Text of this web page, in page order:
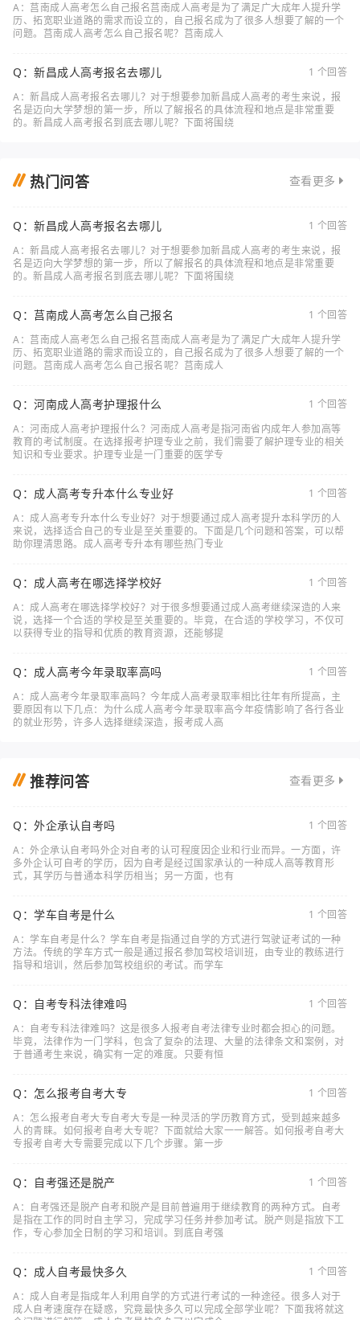
A：莒南成人高考怎么自己报名莒南成人高考是为了满足广大成年人提升学
历、拓宽职业道路的需求而设立的，自己报名成为了很多人想要了解的一个
问题。莒南成人高考怎么自己报名呢？莒南成人
Q：新昌成人高考报名去哪儿
1 个回答
A：新昌成人高考报名去哪儿？对于想要参加新昌成人高考的考生来说，报
名是迈向大学梦想的第一步，所以了解报名的具体流程和地点是非常重要
的。新昌成人高考报名到底去哪儿呢？下面将围绕
热门问答 查看更多
Q：新昌成人高考报名去哪儿
1 个回答
A：新昌成人高考报名去哪儿？对于想要参加新昌成人高考的考生来说，报
名是迈向大学梦想的第一步，所以了解报名的具体流程和地点是非常重要
的。新昌成人高考报名到底去哪儿呢？下面将围绕
Q：莒南成人高考怎么自己报名
1 个回答
A：莒南成人高考怎么自己报名莒南成人高考是为了满足广大成年人提升学
历、拓宽职业道路的需求而设立的，自己报名成为了很多人想要了解的一个
问题。莒南成人高考怎么自己报名呢？莒南成人
Q：河南成人高考护理报什么
1 个回答
A：河南成人高考护理报什么？河南成人高考是指河南省内成年人参加高等
教育的考试制度。在选择报考护理专业之前，我们需要了解护理专业的相关
知识和专业要求。护理专业是一门重要的医学专
Q：成人高考专升本什么专业好
1 个回答
A：成人高考专升本什么专业好？对于想要通过成人高考提升本科学历的人
来说，选择适合自己的专业是至关重要的。下面是几个问题和答案，可以帮
助你理清思路。成人高考专升本有哪些热门专业
Q：成人高考在哪选择学校好
1 个回答
A：成人高考在哪选择学校好？对于很多想要通过成人高考继续深造的人来
说，选择一个合适的学校是至关重要的。毕竟，在合适的学校学习，不仅可
以获得专业的指导和优质的教育资源，还能够提
Q：成人高考今年录取率高吗
1 个回答
A：成人高考今年录取率高吗？今年成人高考录取率相比往年有所提高，主
要原因有以下几点：为什么成人高考今年录取率高今年疫情影响了各行各业
的就业形势，许多人选择继续深造，报考成人高
推荐问答 查看更多
Q：外企承认自考吗
1 个回答
A：外企承认自考吗外企对自考的认可程度因企业和行业而异。一方面，许
多外企认可自考的学历，因为自考是经过国家承认的一种成人高等教育形
式，其学历与普通本科学历相当；另一方面，也有
Q：学车自考是什么
1 个回答
A：学车自考是什么？学车自考是指通过自学的方式进行驾驶证考试的一种
方法。传统的学车方式一般是通过报名参加驾校培训班，由专业的教练进行
指导和培训，然后参加驾校组织的考试。而学车
Q：自考专科法律难吗
1 个回答
A：自考专科法律难吗？这是很多人报考自考法律专业时都会担心的问题。
毕竟，法律作为一门学科，包含了复杂的法理、大量的法律条文和案例，对
于普通考生来说，确实有一定的难度。只要有恒
Q：怎么报考自考大专
1 个回答
A：怎么报考自考大专自考大专是一种灵活的学历教育方式，受到越来越多
人的青睐。如何报考自考大专呢？下面就给大家一一解答。如何报考自考大
专报考自考大专需要完成以下几个步骤。第一步
Q：自考强还是脱产
1 个回答
A：自考强还是脱产自考和脱产是目前普遍用于继续教育的两种方式。自考
是指在工作的同时自主学习，完成学习任务并参加考试。脱产则是指放下工
作，专心参加全日制的学习和培训。到底自考强
Q：成人自考最快多久
1 个回答
A：成人自考是指成年人利用自学的方式进行考试的一种途径。很多人对于
成人自考速度存在疑惑，究竟最快多久可以完成全部学业呢？下面我将就这